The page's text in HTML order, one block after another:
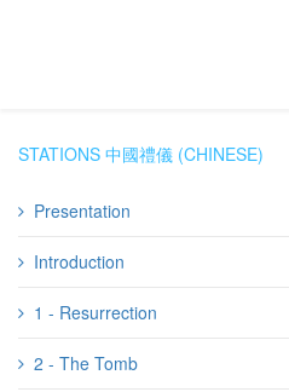
STATIONS 中國禮儀 (CHINESE)
Presentation
Introduction
1 - Resurrection
2 - The Tomb